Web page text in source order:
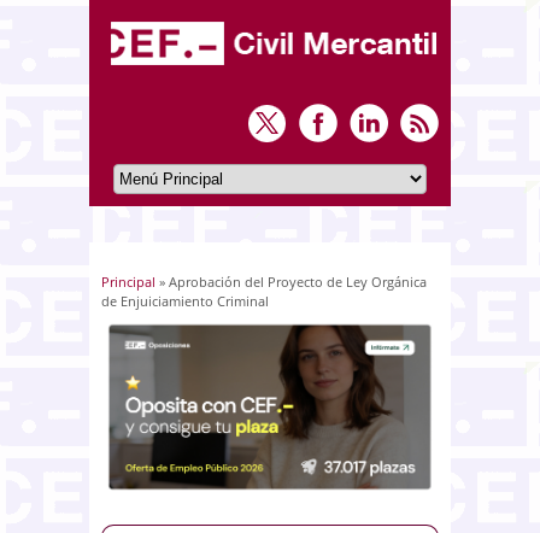
Usted está aquí
Principal » Aprobación del Proyecto de Ley Orgánica
de Enjuiciamiento Criminal